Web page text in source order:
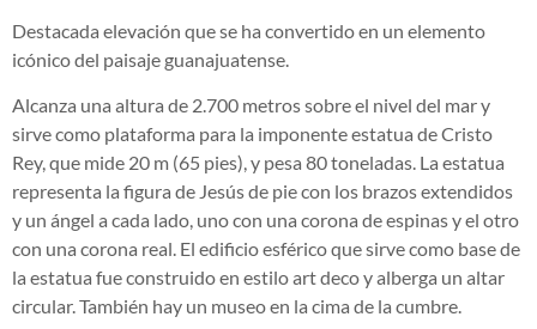
Destacada elevación que se ha convertido en un elemento
icónico del paisaje guanajuatense.
Alcanza una altura de 2.700 metros sobre el nivel del mar y
sirve como plataforma para la imponente estatua de Cristo
Rey, que mide 20 m (65 pies), y pesa 80 toneladas. La estatua
representa la figura de Jesús de pie con los brazos extendidos
y un ángel a cada lado, uno con una corona de espinas y el otro
con una corona real. El edificio esférico que sirve como base de
la estatua fue construido en estilo art deco y alberga un altar
circular. También hay un museo en la cima de la cumbre.